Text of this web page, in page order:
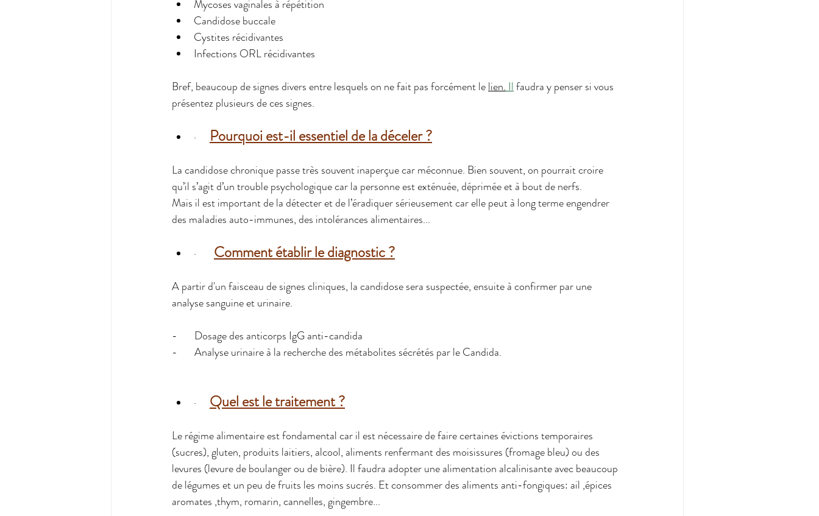
Mycoses vaginales à répétition
Candidose buccale
Cystites récidivantes
Infections ORL récidivantes
Bref, beaucoup de signes divers entre lesquels on ne fait pas forcément le lien. Il faudra y penser si vous
présentez plusieurs de ces signes.
· Pourquoi est-il essentiel de la déceler ?
La candidose chronique passe très souvent inaperçue car méconnue. Bien souvent, on pourrait croire
qu’il s’agit d’un trouble psychologique car la personne est exténuée, déprimée et à bout de nerfs.
Mais il est important de la détecter et de l’éradiquer sérieusement car elle peut à long terme engendrer
des maladies auto-immunes, des intolérances alimentaires...
· Comment établir le diagnostic ?
A partir d'un faisceau de signes cliniques, la candidose sera suspectée, ensuite à confirmer par une
analyse sanguine et urinaire.
-       Dosage des anticorps IgG anti-candida
-       Analyse urinaire à la recherche des métabolites sécrétés par le Candida.
· Quel est le traitement ?
Le régime alimentaire est fondamental car il est nécessaire de faire certaines évictions temporaires
(sucres), gluten, produits laitiers, alcool, aliments renfermant des moisissures (fromage bleu) ou des
levures (levure de boulanger ou de bière). Il faudra adopter une alimentation alcalinisante avec beaucoup
de légumes et un peu de fruits les moins sucrés. Et consommer des aliments anti-fongiques: ail ,épices
aromates ,thym, romarin, cannelles, gingembre...